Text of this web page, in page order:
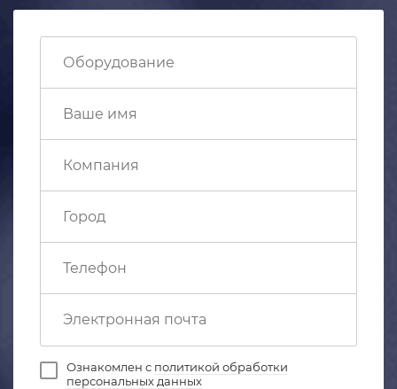
Ознакомлен с политикой обработки
персональных данных